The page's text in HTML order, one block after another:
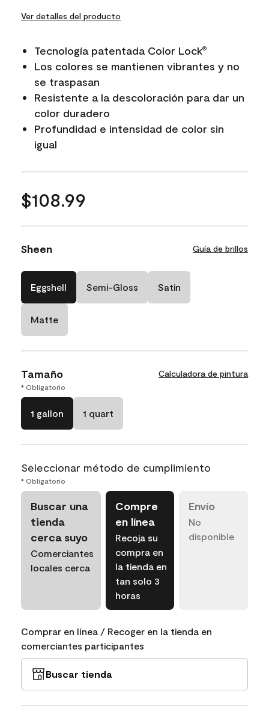
Ver detalles del producto
Tecnología patentada Color Lock®
Los colores se mantienen vibrantes y no
se traspasan
Resistente a la descoloración para dar un
color duradero
Profundidad e intensidad de color sin
igual
$108.99
Sheen Guía de brillos
Eggshell Semi-Gloss Satin
Matte
Tamaño Calculadora de pintura
* Obligatorio
1 gallon 1 quart
Seleccionar método de cumplimiento
* Obligatorio
Buscar una
tienda
cerca suyo
Comerciantes
locales cerca
Compre
en línea
Recoja su
compra en
la tienda en
tan solo 3
horas
Envío
No
disponible
Comprar en línea / Recoger en la tienda en
comerciantes participantes
Buscar tienda